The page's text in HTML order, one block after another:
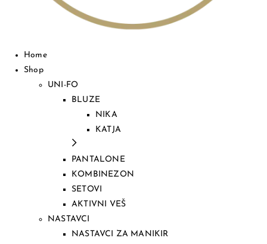
Home
Shop
UNI-FO
BLUZE
NIKA
KATJA
PANTALONE
KOMBINEZON
SETOVI
AKTIVNI VEŠ
NASTAVCI
NASTAVCI ZA MANIKIR